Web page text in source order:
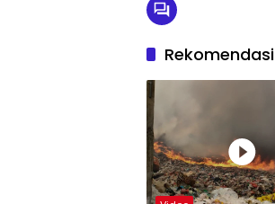
Rekomendasi